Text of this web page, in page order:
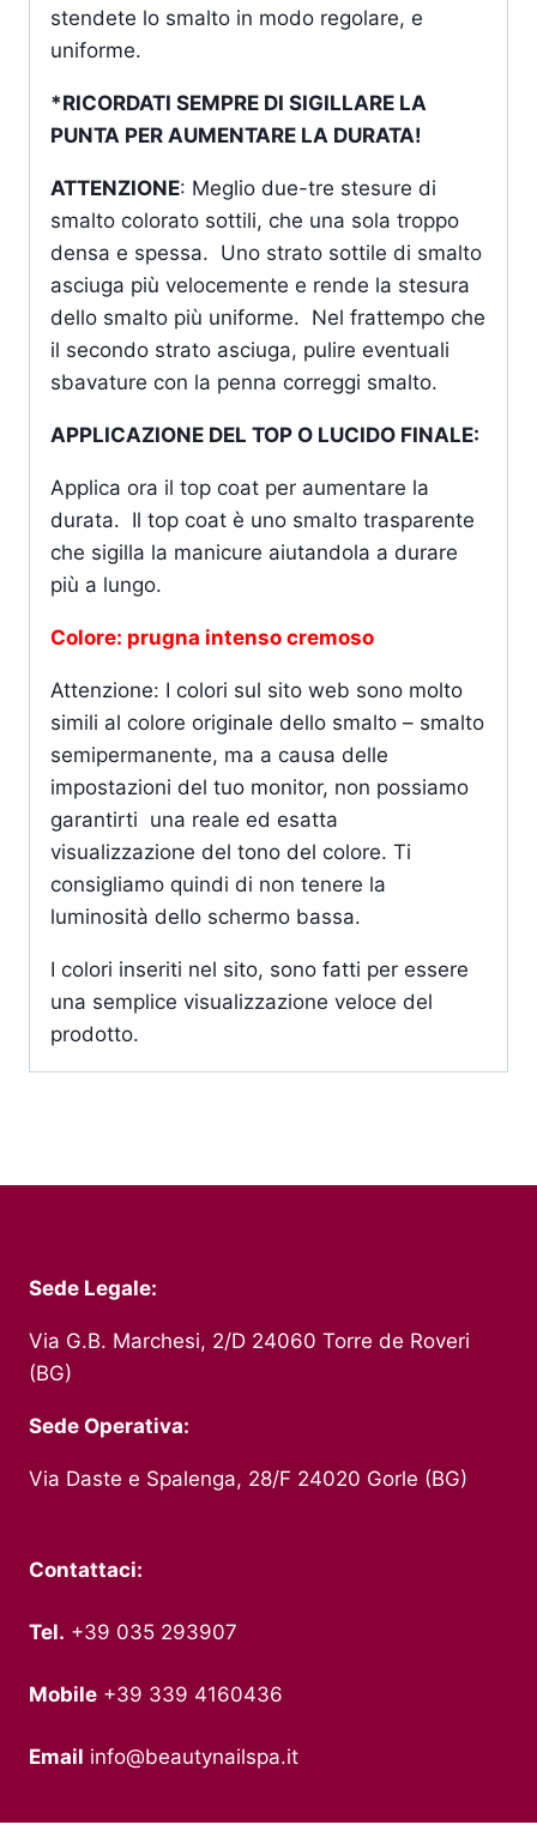
stendete lo smalto in modo regolare, e
uniforme.
*RICORDATI SEMPRE DI SIGILLARE LA
PUNTA PER AUMENTARE LA DURATA!
ATTENZIONE: Meglio due-tre stesure di
smalto colorato sottili, che una sola troppo
densa e spessa. Uno strato sottile di smalto
asciuga più velocemente e rende la stesura
dello smalto più uniforme. Nel frattempo che
il secondo strato asciuga, pulire eventuali
sbavature con la penna correggi smalto.
APPLICAZIONE DEL TOP O LUCIDO FINALE:
Applica ora il top coat per aumentare la
durata. Il top coat è uno smalto trasparente
che sigilla la manicure aiutandola a durare
più a lungo.
Colore: prugna intenso cremoso
Attenzione: I colori sul sito web sono molto
simili al colore originale dello smalto – smalto
semipermanente, ma a causa delle
impostazioni del tuo monitor, non possiamo
garantirti una reale ed esatta
visualizzazione del tono del colore. Ti
consigliamo quindi di non tenere la
luminosità dello schermo bassa.
I colori inseriti nel sito, sono fatti per essere
una semplice visualizzazione veloce del
prodotto.
Sede Legale:
Via G.B. Marchesi, 2/D 24060 Torre de Roveri
(BG)
Sede Operativa:
Via Daste e Spalenga, 28/F 24020 Gorle (BG)
Contattaci:
Tel. +39 035 293907
Mobile +39 339 4160436
Email info@beautynailspa.it